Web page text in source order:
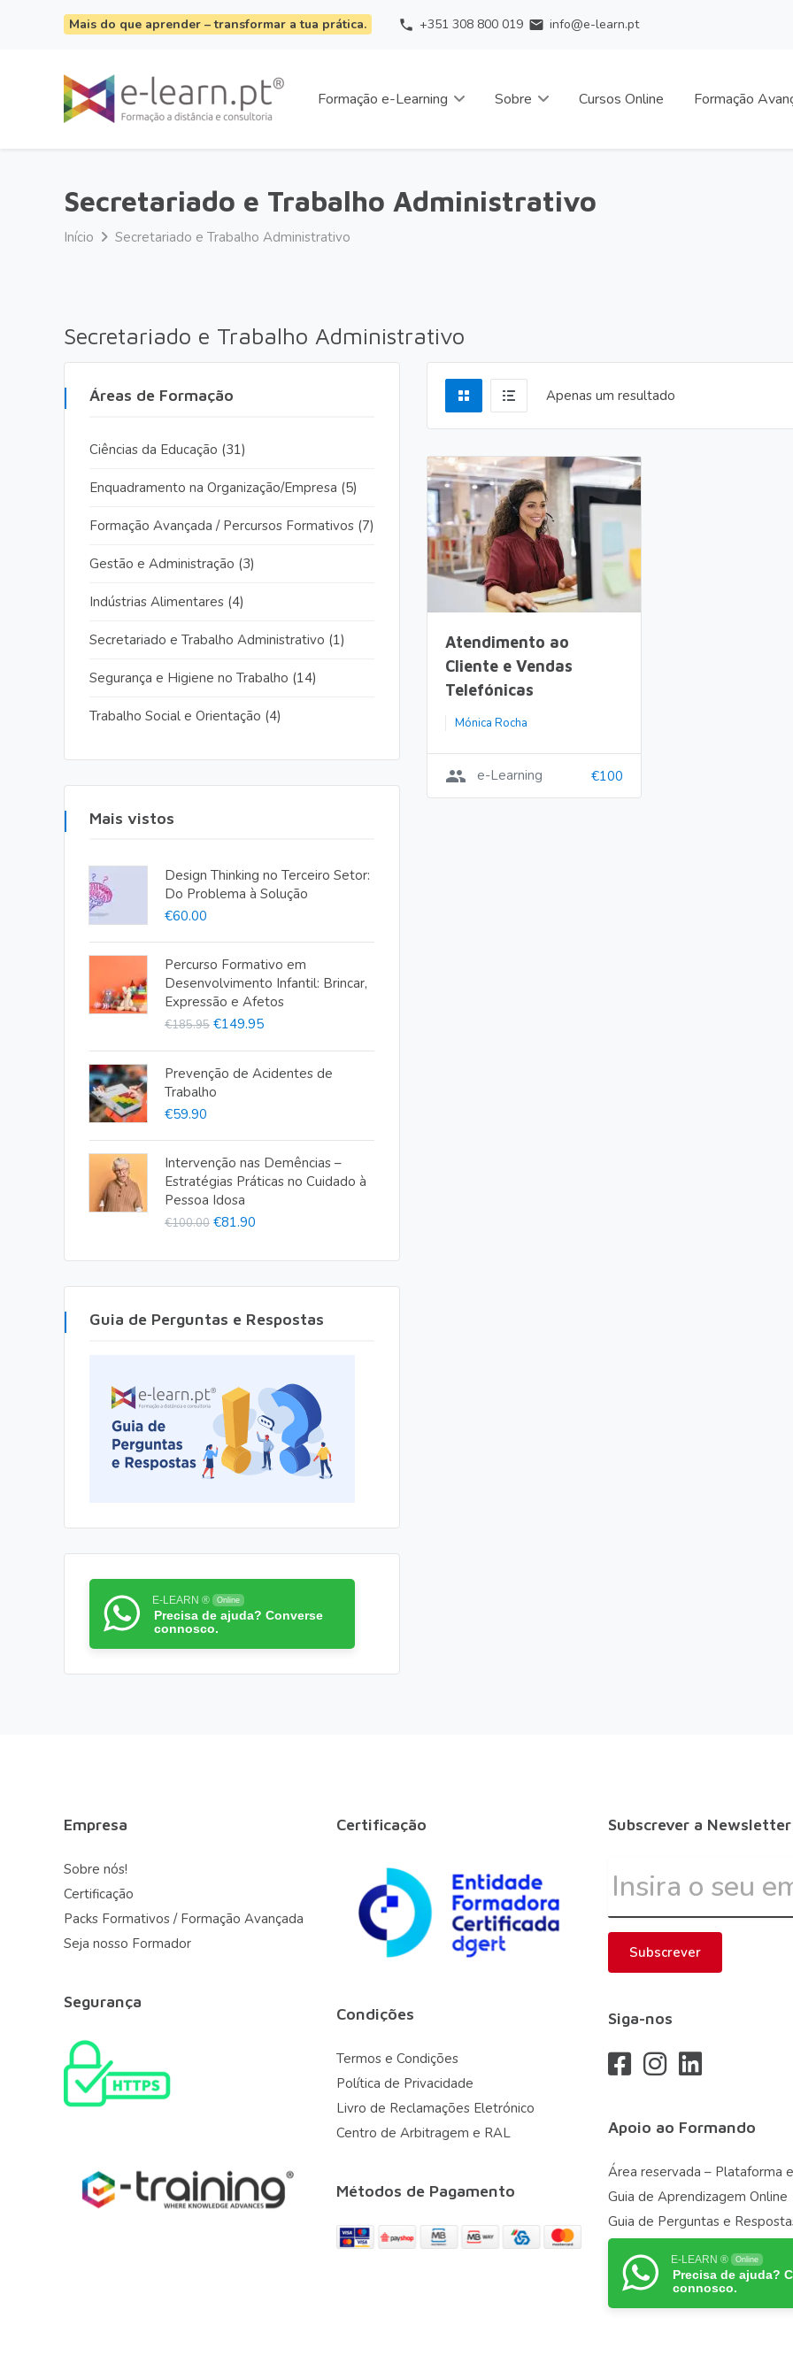
Mais do que aprender – transformar a tua prática. phone +351 308 800 019 email info@e-learn.pt
Formação e-Learning Sobre Cursos Online Formação
Secretariado e Trabalho Administrativo
Início Secretariado e Trabalho Administrativo
Secretariado e Trabalho Administrativo
Apenas um resultado
Atendimento ao
Cliente e Vendas
Telefónicas
Mónica Rocha
group e-Learning €100
Áreas de Formação
Ciências da Educação (31)
Enquadramento na Organização/Empresa (5)
Formação Avançada / Percursos Formativos (7)
Gestão e Administração (3)
Indústrias Alimentares (4)
Secretariado e Trabalho Administrativo (1)
Segurança e Higiene no Trabalho (14)
Trabalho Social e Orientação (4)
Mais vistos
Design Thinking no Terceiro Setor:
Do Problema à Solução
€60.00
Percurso Formativo em
Desenvolvimento Infantil: Brincar,
Expressão e Afetos
€185.95 O
preço
original
era:
€149.95O
preço
atual
Prevenção de Acidentes de
Trabalho
€59.90
Intervenção nas Demências –
Estratégias Práticas no Cuidado à
Pessoa Idosa
€100.00 O
€100.00.
€81.90
€81.90.
Guia de Perguntas e Respostas
E-LEARN ® Online
Precisa de ajuda? Converse
connosco.
Empresa
Sobre nós!
Certificação
Packs Formativos / Formação Avançada
Seja nosso Formador
Segurança
Certificação
Condições
Termos e Condições
Política de Privacidade
Livro de Reclamações Eletrónico
Centro de Arbitragem e RAL
Métodos de Pagamento
Subscrever a
Subscrever
Siga-nos
Apoio ao Formando
Área reservada – Plataforma
Guia de Aprendizagem Online
Guia de Perguntas e
E-LEARN ® Online
Precisa de ajuda?
connosco.